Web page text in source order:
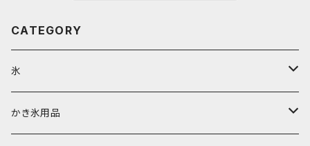
CATEGORY
氷
富士天然水の氷
かき氷用品